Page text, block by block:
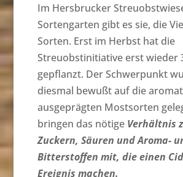
Im Hersbrucker
Sortengarten gibt es sie, die
Sorten. Erst im Herbst hat die
Streuobstinitiative erst wieder
gepflanzt. Der Schwerpunkt
diesmal bewußt auf die
ausgeprägten Mostsorten
bringen das nötige Verhältnis
Zuckern, Säuren und Aroma-
Bitterstoffen mit, die einen
Ereignis machen.